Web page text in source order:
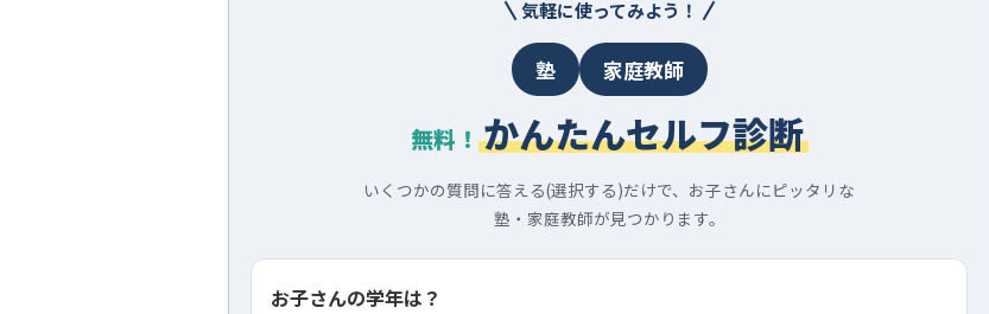
気軽に使ってみよう！
塾 家庭教師
無料！ かんたんセルフ診断
いくつかの質問に答える(選択する)だけで、お子さんにピッタリな
塾・家庭教師が見つかります。
お子さんの学年は？